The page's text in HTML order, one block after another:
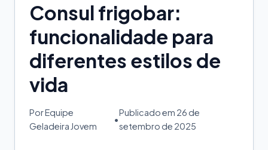
Consul frigobar:
funcionalidade para
diferentes estilos de
vida
Por Equipe
Geladeira Jovem
•
Publicado em 26 de
setembro de 2025